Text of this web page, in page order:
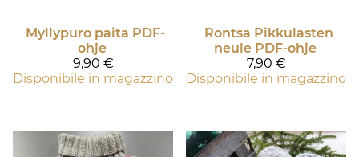
Myllypuro paita PDF-
ohje
9,90 €
Disponibile in magazzino
Rontsa Pikkulasten
neule PDF-ohje
7,90 €
Disponibile in magazzino